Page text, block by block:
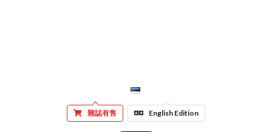
雜誌有售 English Edition